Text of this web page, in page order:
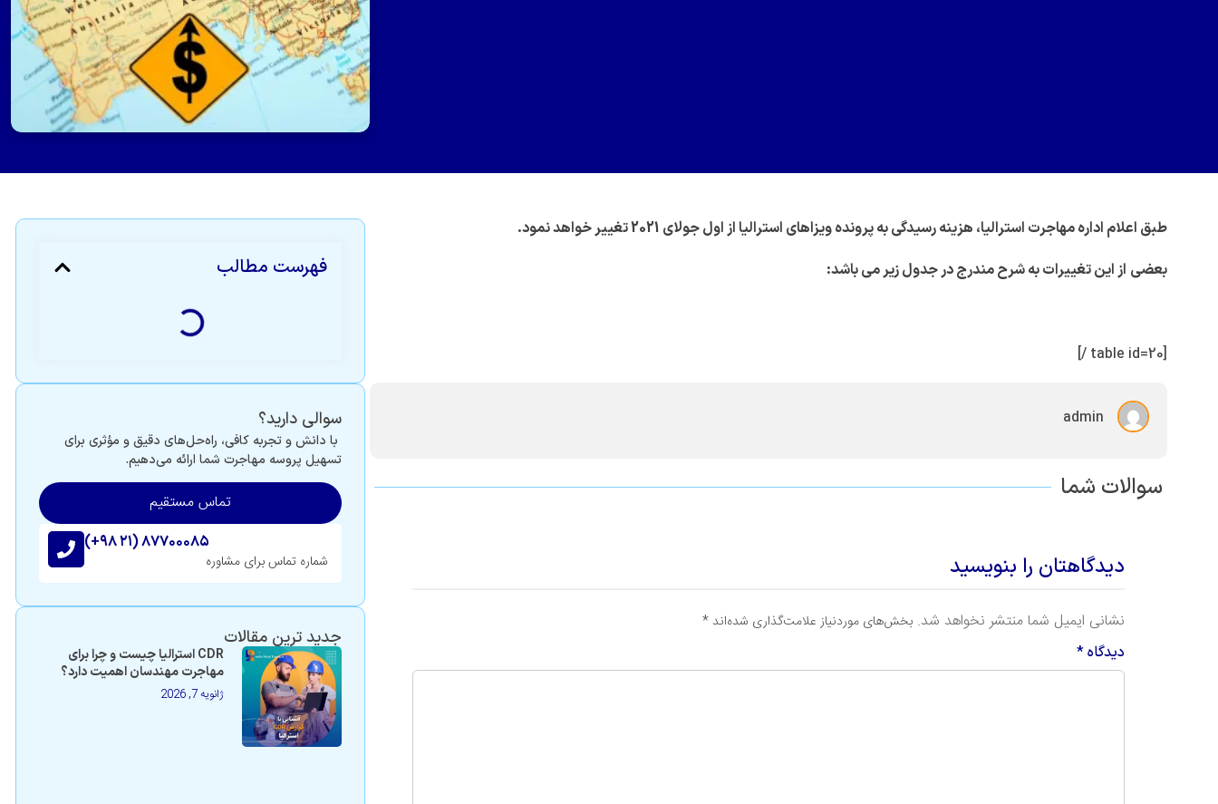
فهرست مطالب
سوالی دارید؟
با دانش و تجربه کافی، راه‌حل‌های دقیق و مؤثری برای
تسهیل پروسه مهاجرت شما ارائه می‌دهیم.
تماس مستقیم
(+۹۸ ۲۱) ۸۷۷۰۰۰۸۵
شماره تماس برای مشاوره
جدید ترین مقالات
CDR استرالیا چیست و چرا برای
مهاجرت مهندسان اهمیت دارد؟
ژانویه 7, 2026
طبق اعلام اداره مهاجرت استرالیا، هزینه رسیدگی به پرونده ویزاهای استرالیا از اول جولای 2021 تغییر خواهد نمود.
بعضی از این تغییرات به شرح مندرج در جدول زیر می باشد:
[table id=20 /]
admin
سوالات شما
دیدگاهتان را بنویسید
نشانی ایمیل شما منتشر نخواهد شد. بخش‌های موردنیاز علامت‌گذاری شده‌اند *
دیدگاه*